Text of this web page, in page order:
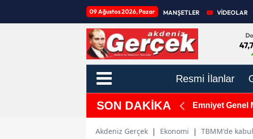
09 Ağustos 2026, Pazar MANŞETLER VİDEOLAR
Resmi İlanlar
SON DAKİKA Emniyet Genel
Akdeniz Gerçek | Ekonomi | TBMM'de